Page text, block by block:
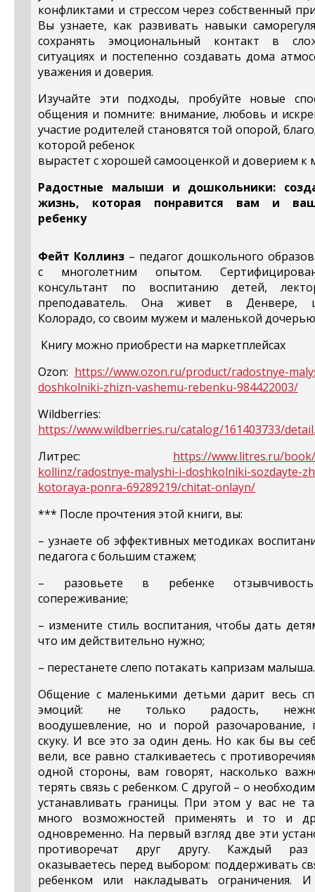
конфликтами и стрессом через собственный
Вы узнаете, как развивать навыки
сохранять эмоциональный контакт в
ситуациях и постепенно создавать дома
уважения и доверия.
Изучайте эти подходы, пробуйте новые
общения и помните: внимание, любовь и
участие родителей становятся той опорой,
которой ребенок
вырастет с хорошей самооценкой и доверием к
Радостные малыши и дошкольники:
жизнь, которая понравится вам и
ребенку
Фейт Коллинз – педагог дошкольного
с многолетним опытом.
консультант по воспитанию детей,
преподаватель. Она живет в Денвере,
Колорадо, со своим мужем и маленькой
Книгу можно приобрести на маркетплейсах
Ozon: https://www.ozon.ru/product/radostnye-
doshkolniki-zhizn-vashemu-rebenku-984422003/
Wildberries:
https://www.wildberries.ru/catalog/161403733/
Литрес: https://www.litres.ru/
kollinz/radostnye-malyshi-i-doshkolniki-sozdayte-
kotoraya-ponra-69289219/chitat-onlayn/
*** После прочтения этой книги, вы:
– узнаете об эффективных методиках
педагога с большим стажем;
– разовьете в ребенке
сопереживание;
– измените стиль воспитания, чтобы дать
что им действительно нужно;
– перестанете слепо потакать капризам малыша.
Общение с маленькими детьми дарит весь
эмоций: не только радость,
воодушевление, но и порой разочарование,
скуку. И все это за один день. Но как бы вы
вели, все равно сталкиваетесь с
одной стороны, вам говорят, насколько
терять связь с ребенком. С другой – о
устанавливать границы. При этом у вас не
много возможностей применять и то и
одновременно. На первый взгляд две эти
противоречат друг другу. Каждый
оказываетесь перед выбором: поддерживать
ребенком или накладывать ограничения.